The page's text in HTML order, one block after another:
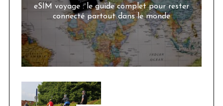
eSIM voyage : le guide complet pour rester
connecté partout dans le monde